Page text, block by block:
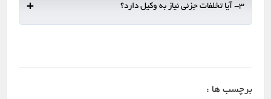
3- آیا تخلفات جزئی نیاز به وکیل دارد؟ +
برچسب ها :